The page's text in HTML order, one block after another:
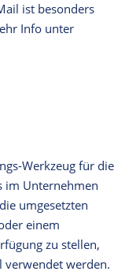
ist besonders
Info unter
Werkzeug für die
im Unternehmen
umgesetzten
einem
zu stellen,
verwendet werden.